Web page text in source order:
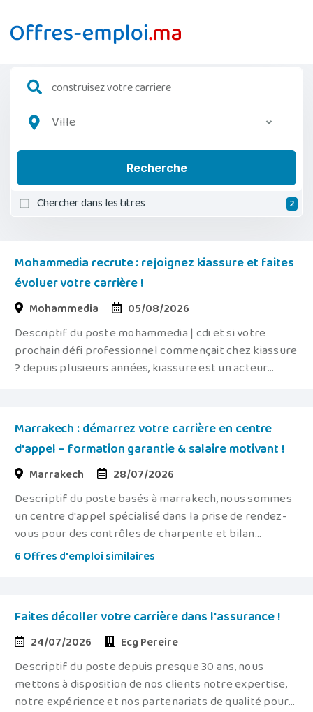
Ville
Recherche
Chercher dans les titres 2
Mohammedia recrute : rejoignez kiassure et faites
évoluer votre carrière !
Mohammedia 05/08/2026
Descriptif du poste mohammedia | cdi et si votre
prochain défi professionnel commençait chez kiassure
? depuis plusieurs années, kiassure est un acteur...
Marrakech : démarrez votre carrière en centre
d'appel – formation garantie & salaire motivant !
Marrakech 28/07/2026
Descriptif du poste basés à marrakech, nous sommes
un centre d'appel spécialisé dans la prise de rendez-
vous pour des contrôles de charpente et bilan...
6 Offres d'emploi similaires
Faites décoller votre carrière dans l'assurance !
24/07/2026 Ecg Pereire
Descriptif du poste depuis presque 30 ans, nous
mettons à disposition de nos clients notre expertise,
notre expérience et nos partenariats de qualité pour...